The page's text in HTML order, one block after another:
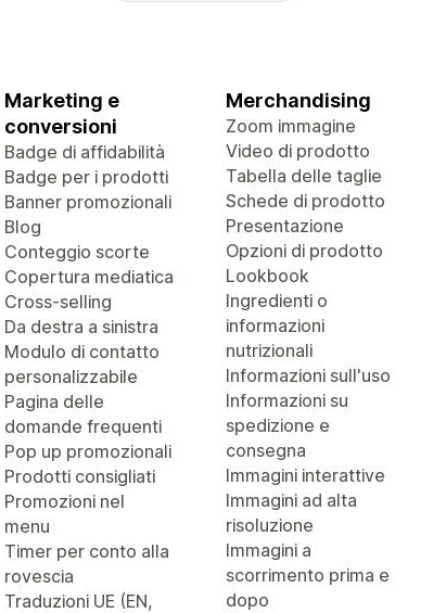
Marketing e
conversioni
Badge di affidabilità
Badge per i prodotti
Banner promozionali
Blog
Conteggio scorte
Copertura mediatica
Cross-selling
Da destra a sinistra
Modulo di contatto
personalizzabile
Pagina delle
domande frequenti
Pop up promozionali
Prodotti consigliati
Promozioni nel
menu
Timer per conto alla
rovescia
Traduzioni UE (EN,
Merchandising
Zoom immagine
Video di prodotto
Tabella delle taglie
Schede di prodotto
Presentazione
Opzioni di prodotto
Lookbook
Ingredienti o
informazioni
nutrizionali
Informazioni sull'uso
Informazioni su
spedizione e
consegna
Immagini interattive
Immagini ad alta
risoluzione
Immagini a
scorrimento prima e
dopo